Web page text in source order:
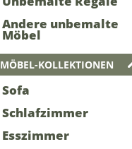
Andere unbemalte
Möbel
MÖBEL-KOLLEKTIONEN
Sofa
Schlafzimmer
Esszimmer